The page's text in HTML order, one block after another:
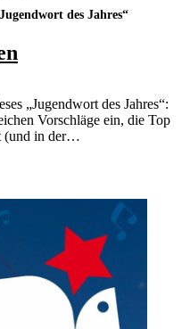
des Jahres“
„Jugendwort des Jahres“:
Vorschläge ein, die Top
(und in der…